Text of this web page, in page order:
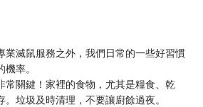
業滅鼠服務之外，我們日常的一些好習慣
率。
常關鍵！家裡的食物，尤其是糧食、乾
垃圾及時清理，不要讓廚餘過夜。